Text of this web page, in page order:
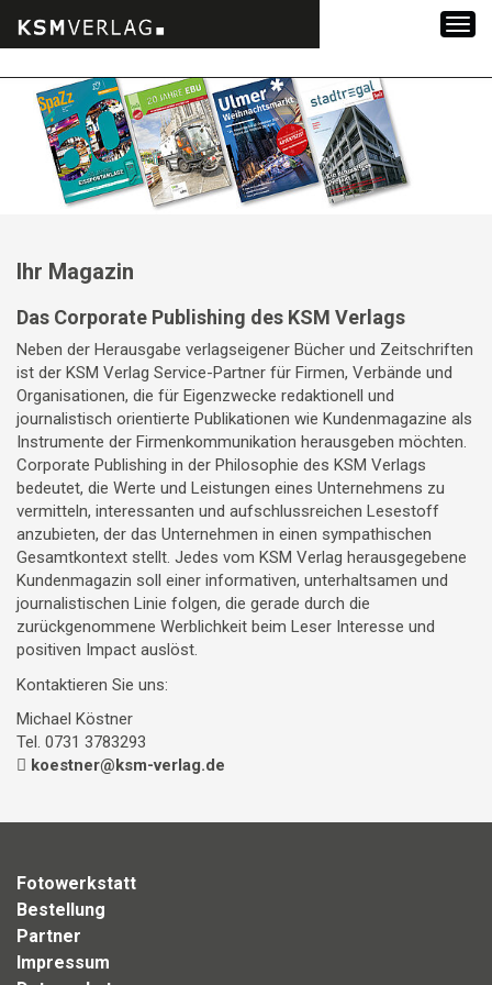
Inhalt
springen
Ihr Magazin
Das Corporate Publishing des KSM Verlags
Neben der Herausgabe verlagseigener Bücher und Zeitschriften
ist der KSM Verlag Service-Partner für Firmen, Verbände und
Organisationen, die für Eigenzwecke redaktionell und
journalistisch orientierte Publikationen wie Kundenmagazine als
Instrumente der Firmenkommunikation herausgeben möchten.
Corporate Publishing in der Philosophie des KSM Verlags
bedeutet, die Werte und Leistungen eines Unternehmens zu
vermitteln, interessanten und aufschlussreichen Lesestoff
anzubieten, der das Unternehmen in einen sympathischen
Gesamtkontext stellt. Jedes vom KSM Verlag herausgegebene
Kundenmagazin soll einer informativen, unterhaltsamen und
journalistischen Linie folgen, die gerade durch die
zurückgenommene Werblichkeit beim Leser Interesse und
positiven Impact auslöst.
Kontaktieren Sie uns:
Michael Köstner
Tel. 0731 3783293
koestner@ksm-verlag.de
Fotowerkstatt
Bestellung
Partner
Impressum